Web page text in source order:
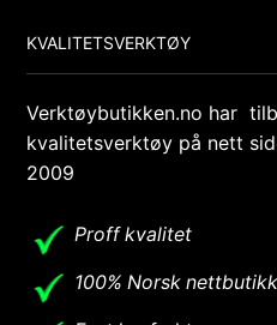
KVALITETSVERKTØY
Verktøybutikken.no har
kvalitetsverktøy på nett
2009
Proff kvalitet
100% Norsk nettbutikk